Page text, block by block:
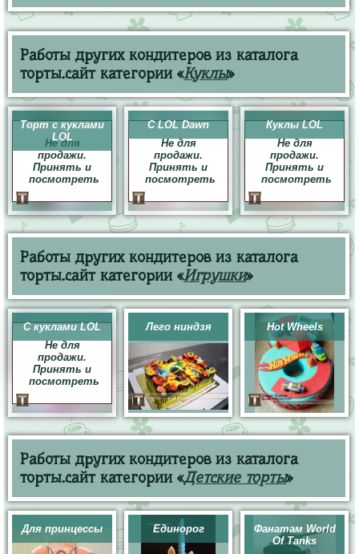
Работы других кондитеров из каталога
торты.сайт категории «Куклы»
Торт с куклами
LOL
Не для
продажи.
Принять и
посмотреть
C LOL Dawn
Не для
продажи.
Принять и
посмотреть
Куклы LOL
Не для
продажи.
Принять и
посмотреть
Работы других кондитеров из каталога
торты.сайт категории «Игрушки»
С куклами LOL
Не для
продажи.
Принять и
посмотреть
Лего ниндзя Hot Wheels
Работы других кондитеров из каталога
торты.сайт категории «Детские торты»
Для принцессы Единорог
Фанатам World
Of Tanks